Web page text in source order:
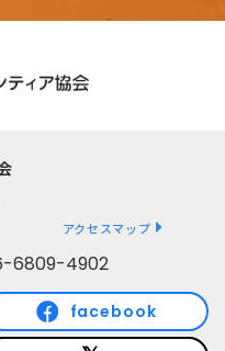
アクセスマップ
6809-4902
facebook